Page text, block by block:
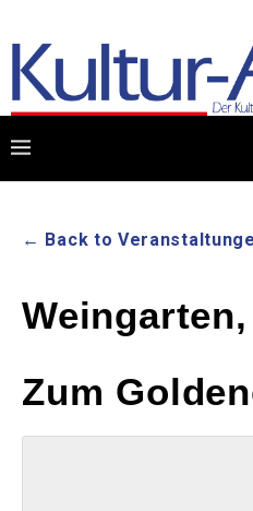
← Back to
Zum